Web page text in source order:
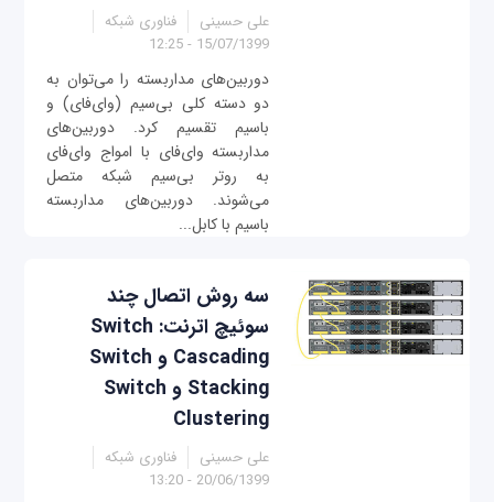
علی حسینی
فناوری شبکه
15/07/1399 - 12:25
دوربین‌های مداربسته را می‌توان به
دو دسته کلی بی‌سیم (وای‌فای) و
باسیم تقسیم کرد. دوربین‌های
مداربسته وای‌فای با امواج وای‌فای
به روتر بی‌سیم شبکه متصل
می‌شوند. دوربین‌های مداربسته
باسیم با کابل...
سه روش اتصال چند
سوئیچ اترنت‌: Switch
Cascading و Switch
Stacking و Switch
Clustering
علی حسینی
فناوری شبکه
20/06/1399 - 13:20